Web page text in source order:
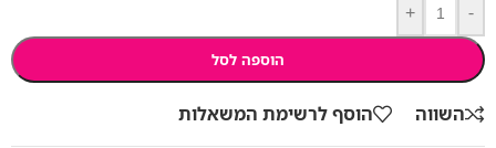
-
+
הוספה לסל
השווה הוסף לרשימת המשאלות